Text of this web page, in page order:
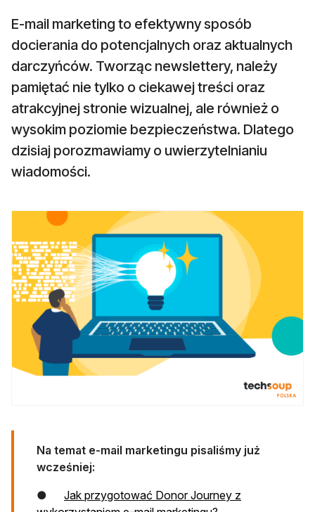
E-mail marketing to efektywny sposób
docierania do potencjalnych oraz aktualnych
darczyńców. Tworząc newslettery, należy
pamiętać nie tylko o ciekawej treści oraz
atrakcyjnej stronie wizualnej, ale również o
wysokim poziomie bezpieczeństwa. Dlatego
dzisiaj porozmawiamy o uwierzytelnianiu
wiadomości.
Na temat e-mail marketingu pisaliśmy już
wcześniej:
● Jak przygotować Donor Journey z